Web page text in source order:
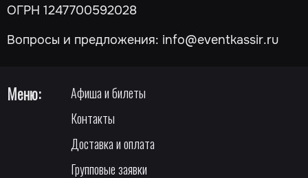
ОГРН 1247700592028
Вопросы и предложения: info@eventkassir.ru
Меню:
Афиша и билеты
Контакты
Доставка и оплата
Групповые заявки